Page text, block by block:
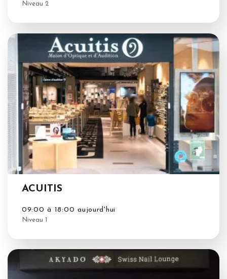
Niveau 2
ACUITIS
09:00 à 18:00 aujourd'hui
Niveau 1